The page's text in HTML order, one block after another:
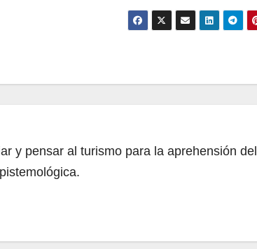
y pensar al turismo para la aprehensión del